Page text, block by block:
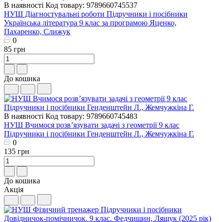
В наявності Код товару: 9789660745537
НУШ Діагностувальні роботи Пiдручники i посiбники
Українська література 9 клас за програмою Яценко,
Пахаренко, Слижук
0
85 грн
До кошика
В наявності Код товару: 9789660745483
НУШ Вчимося розв’язувати задачі з геометрії 9 клас
Пiдручники i посiбники Генденштейн Л., Жемчужкіна Г.
0
135 грн
До кошика
Акція